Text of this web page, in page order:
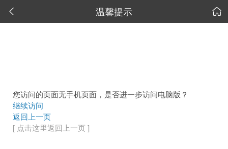
 温馨提示 
您访问的页面无手机页面，是否进一步访问电脑版？
继续访问
返回上一页
[ 点击这里返回上一页 ]